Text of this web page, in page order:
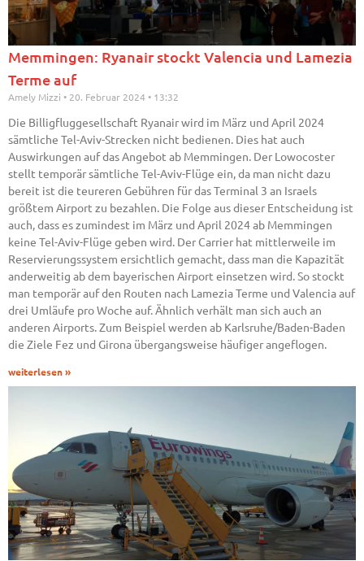
Memmingen: Ryanair stockt Valencia und Lamezia
Terme auf
Amely Mizzi 20. Februar 2024 13:32
Die Billigfluggesellschaft Ryanair wird im März und April 2024
sämtliche Tel-Aviv-Strecken nicht bedienen. Dies hat auch
Auswirkungen auf das Angebot ab Memmingen. Der Lowocoster
stellt temporär sämtliche Tel-Aviv-Flüge ein, da man nicht dazu
bereit ist die teureren Gebühren für das Terminal 3 an Israels
größtem Airport zu bezahlen. Die Folge aus dieser Entscheidung ist
auch, dass es zumindest im März und April 2024 ab Memmingen
keine Tel-Aviv-Flüge geben wird. Der Carrier hat mittlerweile im
Reservierungssystem ersichtlich gemacht, dass man die Kapazität
anderweitig ab dem bayerischen Airport einsetzen wird. So stockt
man temporär auf den Routen nach Lamezia Terme und Valencia auf
drei Umläufe pro Woche auf. Ähnlich verhält man sich auch an
anderen Airports. Zum Beispiel werden ab Karlsruhe/Baden-Baden
die Ziele Fez und Girona übergangsweise häufiger angeflogen.
weiterlesen »